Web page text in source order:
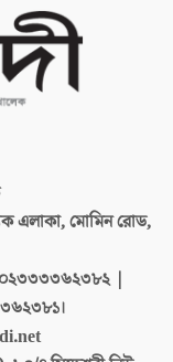
এলাকা, মোমিন রোড,
০২৩৩৩৩৬২৩৮২ |